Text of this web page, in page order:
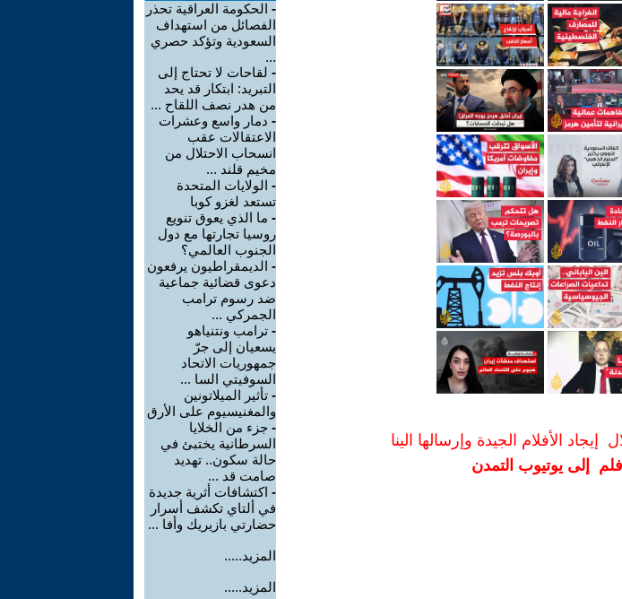
الأفلام الجيدة وإرسالها الينا
إلى يوتيوب التمدن
- الحكومة العراقية تحذر
الفصائل من استهداف
السعودية وتؤكد حصري
...
- لقاحات لا تحتاج إلى
التبريد: ابتكار قد يحد
من هدر نصف اللقاح ...
- دمار واسع وعشرات
الاعتقالات عقب
انسحاب الاحتلال من
مخيم قلند ...
- الولايات المتحدة
تستعد لغزو كوبا
- ما الذي يعوق تنويع
روسيا تجارتها مع دول
الجنوب العالمي؟
- الديمقراطيون يرفعون
دعوى قضائية جماعية
ضد رسوم ترامب
الجمركي ...
- ترامب ونتنياهو
يسعيان إلى جرّ
جمهوريات الاتحاد
السوفيتي السا ...
- تأثير الميلاتونين
والمغنيسيوم على الأرق
- جزء من الخلايا
السرطانية يختبئ في
حالة سكون.. تهديد
صامت قد ...
- اكتشافات أثرية جديدة
في ألتاي تكشف أسرار
حضارتي بازيريك وأفا ...
المزيد.....
المزيد.....